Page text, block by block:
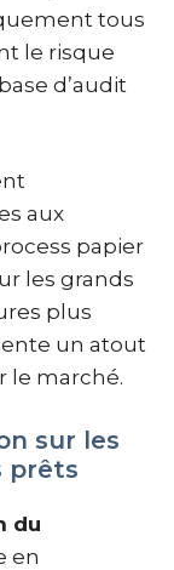
tous
le risque
d’audit
aux
papier
les grands
plus
un atout
le marché.
sur les
prêts
du
en